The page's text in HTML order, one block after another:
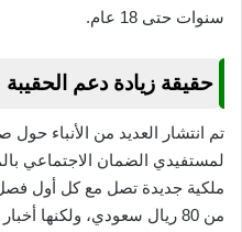
سنوات حتى 18 عام.
حقيقة زيادة دعم
تم انتشار العديد من الأنباء
لمستفيدي الضمان الاجتماعي
من 80 ريال سعودي، ولكنها